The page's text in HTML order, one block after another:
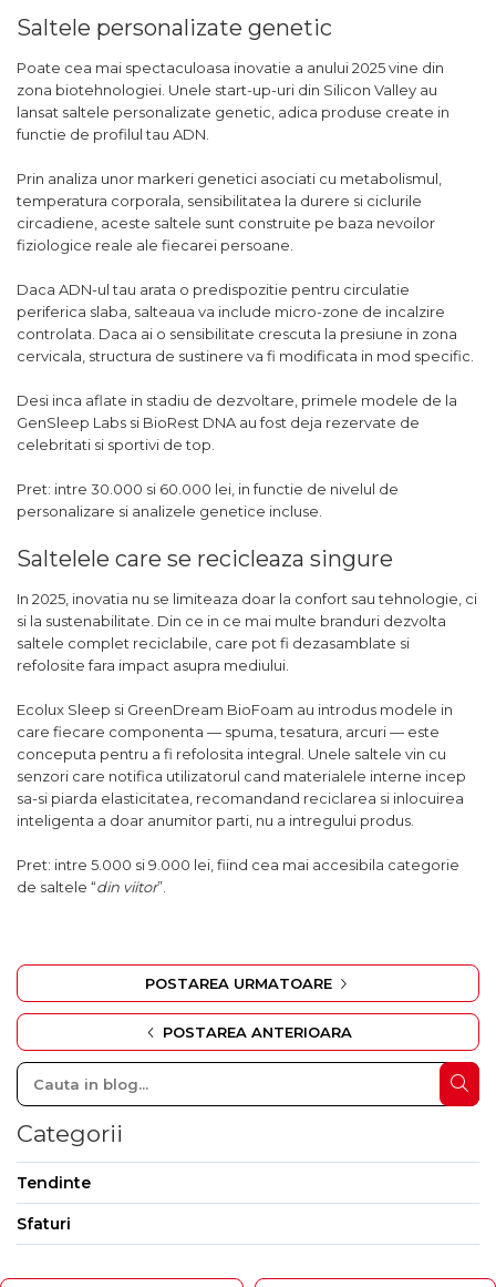
Saltele personalizate genetic
Poate cea mai spectaculoasa inovatie a anului 2025 vine din
zona biotehnologiei. Unele start-up-uri din Silicon Valley au
lansat saltele personalizate genetic, adica produse create in
functie de profilul tau ADN.
Prin analiza unor markeri genetici asociati cu metabolismul,
temperatura corporala, sensibilitatea la durere si ciclurile
circadiene, aceste saltele sunt construite pe baza nevoilor
fiziologice reale ale fiecarei persoane.
Daca ADN-ul tau arata o predispozitie pentru circulatie
periferica slaba, salteaua va include micro-zone de incalzire
controlata. Daca ai o sensibilitate crescuta la presiune in zona
cervicala, structura de sustinere va fi modificata in mod specific.
Desi inca aflate in stadiu de dezvoltare, primele modele de la
GenSleep Labs si BioRest DNA au fost deja rezervate de
celebritati si sportivi de top.
Pret: intre 30.000 si 60.000 lei, in functie de nivelul de
personalizare si analizele genetice incluse.
Saltelele care se recicleaza singure
In 2025, inovatia nu se limiteaza doar la confort sau tehnologie, ci
si la sustenabilitate. Din ce in ce mai multe branduri dezvolta
saltele complet reciclabile, care pot fi dezasamblate si
refolosite fara impact asupra mediului.
Ecolux Sleep si GreenDream BioFoam au introdus modele in
care fiecare componenta — spuma, tesatura, arcuri — este
conceputa pentru a fi refolosita integral. Unele saltele vin cu
senzori care notifica utilizatorul cand materialele interne incep
sa-si piarda elasticitatea, recomandand reciclarea si inlocuirea
inteligenta a doar anumitor parti, nu a intregului produs.
Pret: intre 5.000 si 9.000 lei, fiind cea mai accesibila categorie
de saltele “din viitor”.
POSTAREA URMATOARE
POSTAREA ANTERIOARA
Categorii
Tendinte
Sfaturi